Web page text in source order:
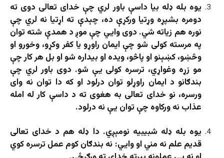
یوه بله ډله بیا داسې باور لري چې خدای تعالی دوی ته
دومره بشپړه وړتیا ورکړې ده، چېدې ته اړتیا نه لري چې
نوره هم زیاته شي. دوی وايي چې موږ د همدې شته توان
په مرسته کولی شو چې ایمان راوړو یا کفر وکړو، وخورو او
وڅښو، کښېنو او پاڅو، ویده او بیداره شو او بل هر کار چې
مو زړه وغواړي، ترسره کولی یې شو. دوی باور لري چې
بندګانو د ایمان راوړلو توان درلود او که دا توان نه وای
ورسره، نو خدای تعالی به هغوی ته د داسې کار له امله
عذاب نه ورکاوه چې توان یې نه درلود.
یوه بله ډله شبیبیه نومېږي. دا ډله هم د خدای تعالی
قدیم علم نه مني او وايي: نه بندګان کوم عمل ترسره کوي